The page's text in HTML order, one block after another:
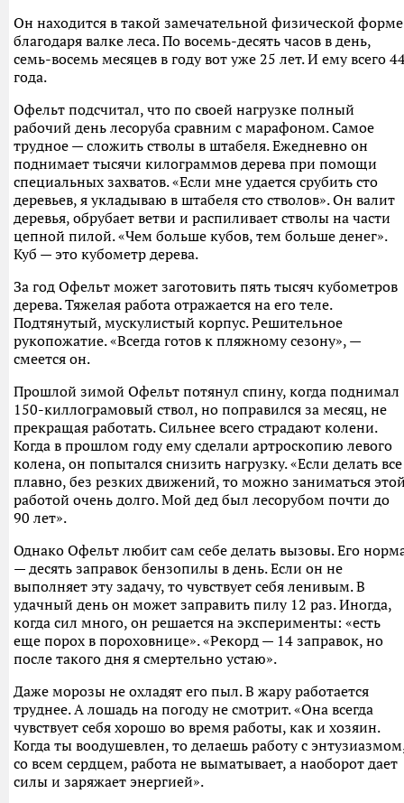
Он находится в такой замечательной физической форме
благодаря валке леса. По восемь-десять часов в день,
семь-восемь месяцев в году вот уже 25 лет. И ему всего
года.
Офельт подсчитал, что по своей нагрузке полный
рабочий день лесоруба сравним с марафоном. Самое
трудное — сложить стволы в штабеля. Ежедневно он
поднимает тысячи килограммов дерева при помощи
специальных захватов. «Если мне удается срубить сто
деревьев, я укладываю в штабеля сто стволов». Он валит
деревья, обрубает ветви и распиливает стволы на части
цепной пилой. «Чем больше кубов, тем больше денег».
Куб — это кубометр дерева.
За год Офельт может заготовить пять тысяч кубометров
дерева. Тяжелая работа отражается на его теле.
Подтянутый, мускулистый корпус. Решительное
рукопожатие. «Всегда готов к пляжному сезону», —
смеется он.
Прошлой зимой Офельт потянул спину, когда поднимал
150-киллограмовый ствол, но поправился за месяц, не
прекращая работать. Сильнее всего страдают колени.
Когда в прошлом году ему сделали артроскопию левого
колена, он попытался снизить нагрузку. «Если делать все
плавно, без резких движений, то можно заниматься
работой очень долго. Мой дед был лесорубом почти до
90 лет».
Однако Офельт любит сам себе делать вызовы. Его
— десять заправок бензопилы в день. Если он не
выполняет эту задачу, то чувствует себя ленивым. В
удачный день он может заправить пилу 12 раз. Иногда,
когда сил много, он решается на эксперименты: «есть
еще порох в пороховнице». «Рекорд — 14 заправок, но
после такого дня я смертельно устаю».
Даже морозы не охладят его пыл. В жару работается
труднее. А лошадь на погоду не смотрит. «Она всегда
чувствует себя хорошо во время работы, как и хозяин.
Когда ты воодушевлен, то делаешь работу с
со всем сердцем, работа не выматывает, а наоборот дает
силы и заряжает энергией».